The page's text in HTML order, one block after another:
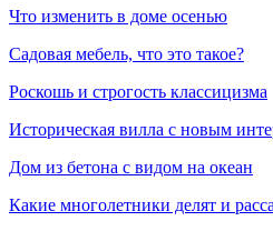
Что изменить в доме осенью
Садовая мебель, что это такое?
Роскошь и строгость классицизма
Историческая вилла с новым
Дом из бетона с видом на океан
Какие многолетники делят и